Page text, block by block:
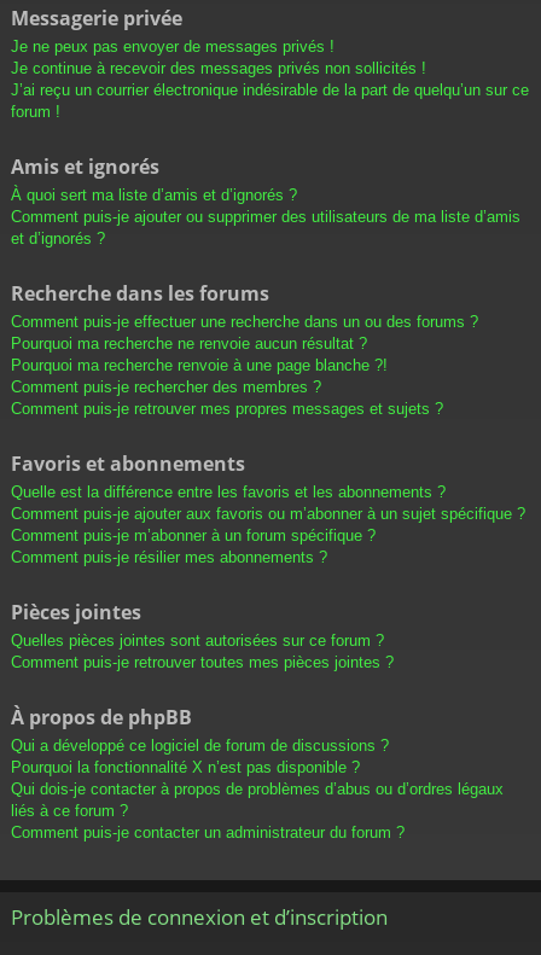
Messagerie privée
Je ne peux pas envoyer de messages privés !
Je continue à recevoir des messages privés non sollicités !
J’ai reçu un courrier électronique indésirable de la part de quelqu’un sur ce
forum !
Amis et ignorés
À quoi sert ma liste d’amis et d’ignorés ?
Comment puis-je ajouter ou supprimer des utilisateurs de ma liste d’amis
et d’ignorés ?
Recherche dans les forums
Comment puis-je effectuer une recherche dans un ou des forums ?
Pourquoi ma recherche ne renvoie aucun résultat ?
Pourquoi ma recherche renvoie à une page blanche ?!
Comment puis-je rechercher des membres ?
Comment puis-je retrouver mes propres messages et sujets ?
Favoris et abonnements
Quelle est la différence entre les favoris et les abonnements ?
Comment puis-je ajouter aux favoris ou m’abonner à un sujet spécifique ?
Comment puis-je m’abonner à un forum spécifique ?
Comment puis-je résilier mes abonnements ?
Pièces jointes
Quelles pièces jointes sont autorisées sur ce forum ?
Comment puis-je retrouver toutes mes pièces jointes ?
À propos de phpBB
Qui a développé ce logiciel de forum de discussions ?
Pourquoi la fonctionnalité X n’est pas disponible ?
Qui dois-je contacter à propos de problèmes d’abus ou d’ordres légaux
liés à ce forum ?
Comment puis-je contacter un administrateur du forum ?
Problèmes de connexion et d’inscription